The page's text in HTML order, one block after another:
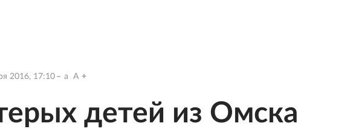
2016, 17:10 a A
детей из Омска